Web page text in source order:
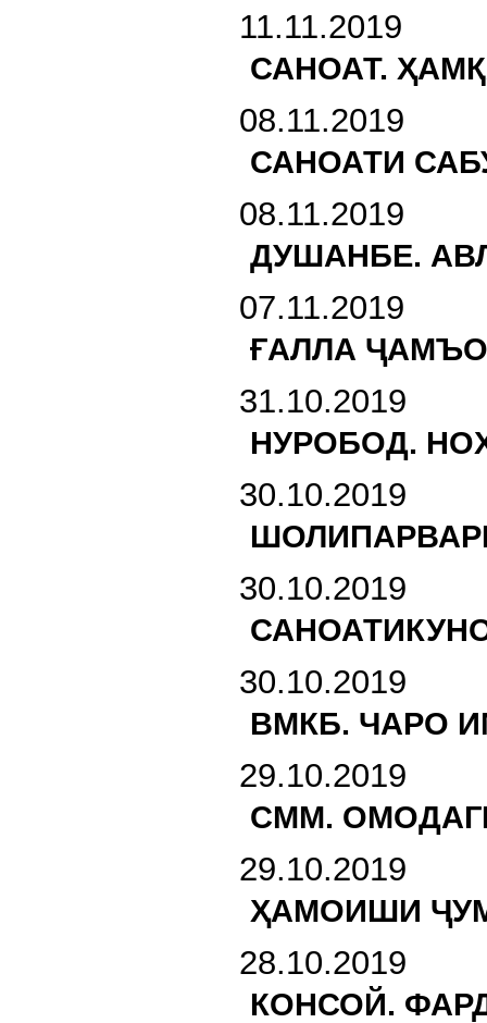
11.11.2019
САНОАТ.
08.11.2019
САНОАТИ
08.11.2019
ДУШАНБЕ.
07.11.2019
ҒАЛЛА
31.10.2019
НУРОБОД.
30.10.2019
30.10.2019
30.10.2019
ВМКБ. ЧАРО
29.10.2019
СММ.
29.10.2019
ҲАМОИШИ
28.10.2019
КОНСОЙ.